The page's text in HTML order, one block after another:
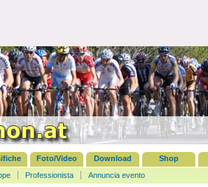
Foto/Video Download Shop
Professionista Annuncia evento